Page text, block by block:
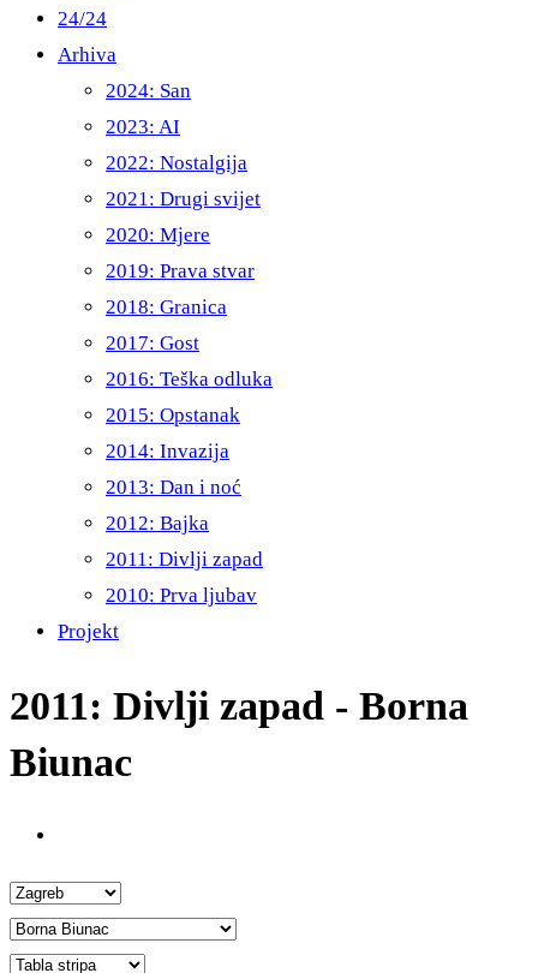
24/24
Arhiva
2024: San
2023: AI
2022: Nostalgija
2021: Drugi svijet
2020: Mjere
2019: Prava stvar
2018: Granica
2017: Gost
2016: Teška odluka
2015: Opstanak
2014: Invazija
2013: Dan i noć
2012: Bajka
2011: Divlji zapad
2010: Prva ljubav
Projekt
2011: Divlji zapad - Borna
Biunac